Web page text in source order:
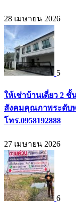
28 เมษายน 2026
5
ให้เช่าบ้านเดี่ยว 2 ชั้
สังคมคุณภาพระดับพ
โทร.0958192888
27 เมษายน 2026
6